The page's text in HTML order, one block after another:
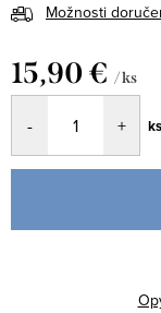
Možnosti
15,90 € / ks
cena:
ks